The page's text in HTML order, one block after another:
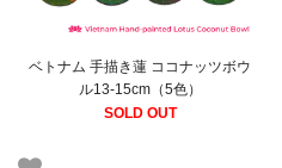
ベトナム 手描き蓮 ココナッツボウ
ル13-15cm（5色）
SOLD OUT